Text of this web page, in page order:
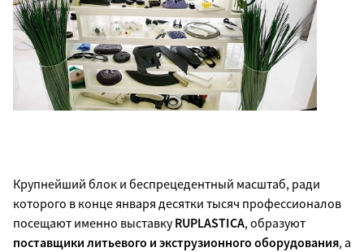
Крупнейший блок и беспрецедентный масштаб, ради
которого в конце января десятки тысяч профессионалов
посещают именно выставкуRUPLASTICA, образуют
поставщики литьевого и экструзионного оборудования, а